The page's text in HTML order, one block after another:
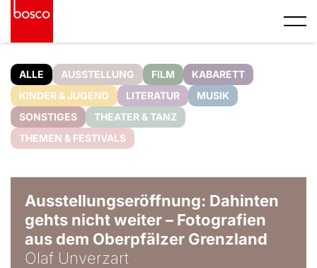
ALLE AUSSTELLUNG FILM
KABARETT
KINDER & JUGEND
LITERATUR
MUSIK
SONSTIGES
THEATER & TANZ
THEMEN & FESTIVALS
Ausstellungseröffnung: Dahinten
gehts nicht weiter – Fotografien
aus dem Oberpfälzer Grenzland
Olaf Unverzart